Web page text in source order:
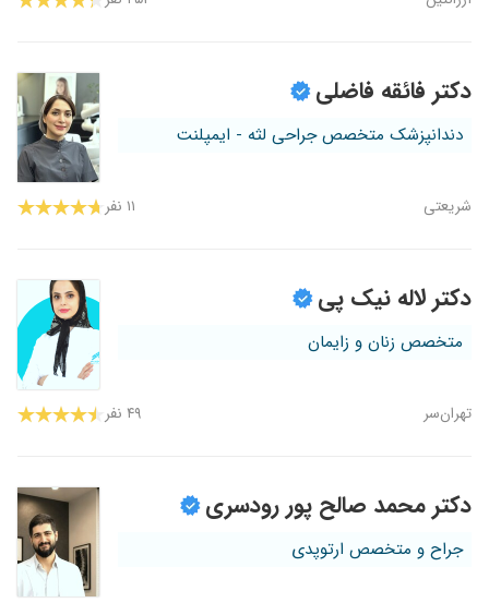
دکتر فائقه فاضلی
دندانپزشک متخصص جراحی لثه - ایمپلنت
شریعتی ۱۱ نفر
دکتر لاله نیک پی
متخصص زنان و زایمان
تهران‌سر ۴۹ نفر
دکتر محمد صالح پور رودسری
جراح و متخصص ارتوپدی